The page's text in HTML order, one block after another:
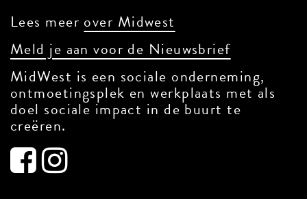
Lees meer over Midwest
Meld je aan voor de Nieuwsbrief
MidWest is een sociale onderneming,
ontmoetingsplek en werkplaats met als
doel sociale impact in de buurt te
creëren.